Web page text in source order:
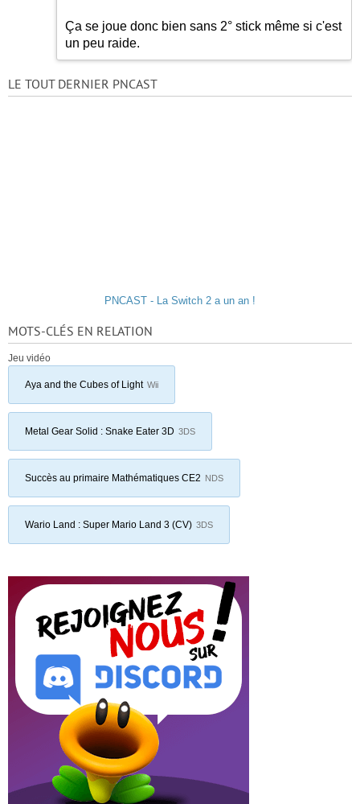
Ça se joue donc bien sans 2° stick même si c'est
un peu raide.
LE TOUT DERNIER PNCAST
PNCAST - La Switch 2 a un an !
MOTS-CLÉS EN RELATION
Jeu vidéo
Aya and the Cubes of Light Wii
Metal Gear Solid : Snake Eater 3D 3DS
Succès au primaire Mathématiques CE2 NDS
Wario Land : Super Mario Land 3 (CV) 3DS